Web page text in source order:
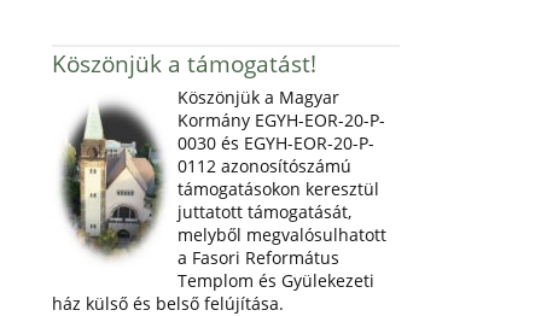
Köszönjük a támogatást!
Köszönjük a Magyar
Kormány EGYH-EOR-20-P-
0030 és EGYH-EOR-20-P-
0112 azonosítószámú
támogatásokon keresztül
juttatott támogatását,
melyből megvalósulhatott
a Fasori Református
Templom és Gyülekezeti
ház külső és belső felújítása.